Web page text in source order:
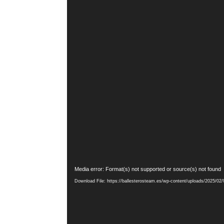
Video
Player
Media error: Format(s) not supported or source(s) not found
Download File: https://ballesterosteam.es/wp-content/uploads/2025/